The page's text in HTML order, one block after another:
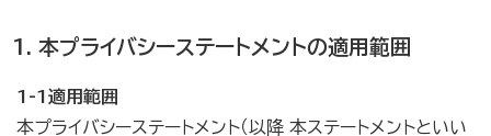
本プライバシーステートメントの適用範囲
1-1適用範囲
本プライバシーステートメント（以降 本ステートメントといい